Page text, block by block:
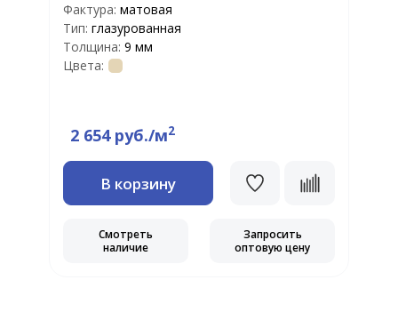
Фактура: матовая
Тип: глазурованная
Толщина: 9 мм
Цвета:
2 654 руб./м2
В корзину
Смотреть
наличие
Запросить
оптовую цену